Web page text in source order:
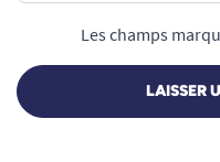
Les champs
LAISSER